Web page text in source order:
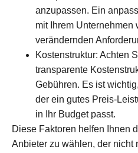
anzupassen. Ein
mit Ihrem Unternehmen
verändernden
Kostenstruktur: Achten
transparente
Gebühren. Es ist
der ein gutes Preis-
in Ihr Budget passt.
Diese Faktoren helfen Ihnen
Anbieter zu wählen, der nicht